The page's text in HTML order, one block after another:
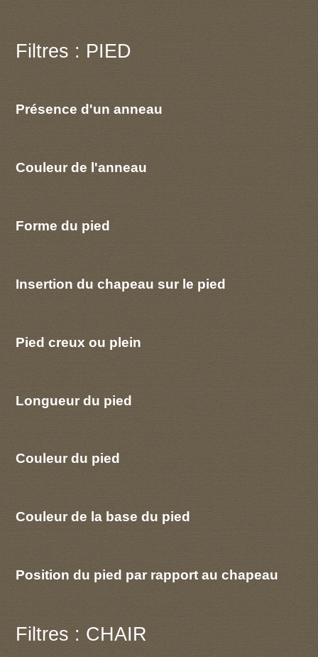
Filtres : PIED
Présence d'un anneau
Couleur de l'anneau
Forme du pied
Insertion du chapeau sur le pied
Pied creux ou plein
Longueur du pied
Couleur du pied
Couleur de la base du pied
Position du pied par rapport au chapeau
Filtres : CHAIR